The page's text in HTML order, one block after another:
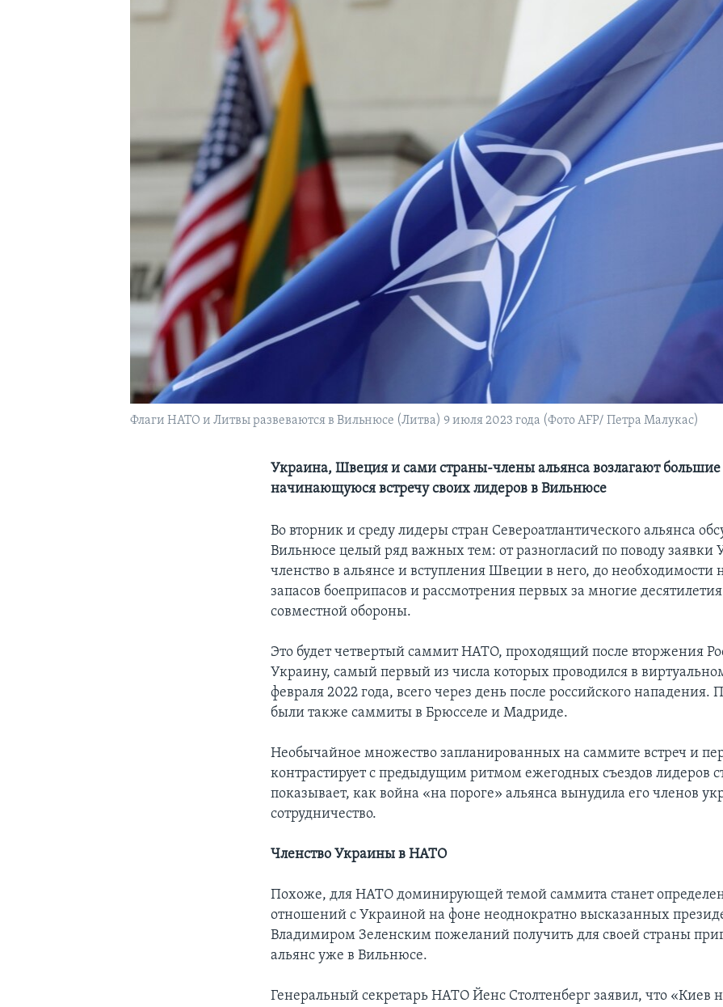
Флаги НАТО и Литвы развеваются в Вильнюсе (Литва) 9 июля 2023 года (Фото AFP/ Петра Малукас)
Украина, Швеция и сами страны-члены альянса возлагают
начинающуюся встречу своих лидеров в Вильнюсе
Во вторник и среду лидеры стран Североатлантического альянса
Вильнюсе целый ряд важных тем: от разногласий по поводу заявки
членство в альянсе и вступления Швеции в него, до
запасов боеприпасов и рассмотрения первых за многие
совместной обороны.
Это будет четвертый саммит НАТО, проходящий после вторжения
Украину, самый первый из числа которых проводился в
февраля 2022 года, всего через день после российского нападения.
были также саммиты в Брюсселе и Мадриде.
Необычайное множество запланированных на саммите встреч и
контрастирует с предыдущим ритмом ежегодных съездов лидеров
показывает, как война «на пороге» альянса вынудила его членов
сотрудничество.
Членство Украины в НАТО
Похоже, для НАТО доминирующей темой саммита станет
отношений с Украиной на фоне неоднократно высказанных
Владимиром Зеленским пожеланий получить для своей страны
альянс уже в Вильнюсе.
Генеральный секретарь НАТО Йенс Столтенберг заявил, что «Киев